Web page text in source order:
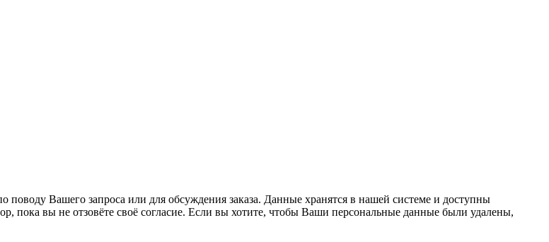
Вашего запроса или для обсуждения заказа. Данные хранятся в нашей системе и доступны
пока вы не отзовёте своё согласие. Если вы хотите, чтобы Ваши персональные данные были удалены,